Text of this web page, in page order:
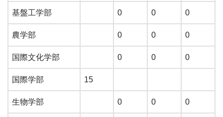
基盤工学部 0 0 0
農学部 0 0 0
国際文化学部 0 0 0
国際学部 15
生物学部 0 0 0